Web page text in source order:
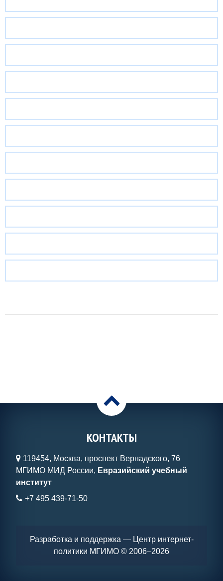
>
КОНТАКТЫ
119454, Москва, проспект Вернадского, 76
МГИМО МИД России, Евразийский учебный
институт
+7 495 439-71-50
Разработка и поддержка — Центр интернет-
политики МГИМО © 2006–2026